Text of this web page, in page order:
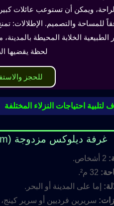
للمساحة والتصميم. الإطلالات:
الطبيعية الخلابة المحيطة
لحظة يقضيها
للحجز
احتياجات النزلاء المختلفة
غرفة ديلوكس مزدوجة (Deluxe Twin Room)
إما على المدينة أو البحر.
سريرين فرديين أو سرير